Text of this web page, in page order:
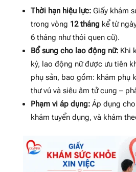
Thời hạn hiệu lực:Giấy khám
trong vòng 12 thángkể từ
6 tháng như thói quen cũ).
Bổ sung cho lao động nữ:Khi
kỳ, lao động nữ được ưu tiên
phụ sản, bao gồm: khám phụ
thư vú và siêu âm tử cung –
Phạm vi áp dụng:Áp dụng cho
khám tuyển dụng, và khám